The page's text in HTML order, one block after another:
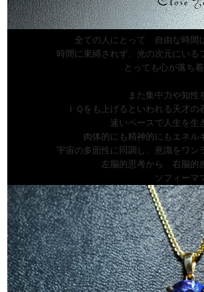
全ての人にとって 自由な時間
時間に束縛されず、光の次元にいる
とっても心が落ち着
また集中力や知性
ＩＱをも上げるといわれる天才の
速いペースで人生を生
肉体的にも精神的にもエネル
宇宙の多面性に同調し、意識をワン
左脳的思考から 右脳的
ソフィーマ